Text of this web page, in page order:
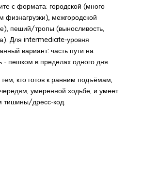
с формата: городской (много
физнагрузки), межгородской
пеший/тропы (выносливость,
Для intermediate-уровня
вариант: часть пути на
- пешком в пределах одного дня.
тем, кто готов к ранним подъёмам,
умеренной ходьбе, и умеет
тишины/дресс-код.